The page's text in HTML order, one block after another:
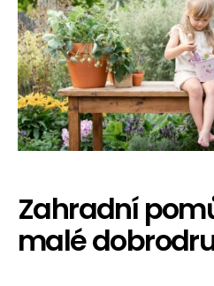
Zahradní
malé